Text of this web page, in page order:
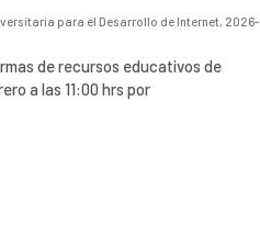
para el Desarrollo de Internet, 2026-
de recursos educativos de
a las 11:00 hrs por